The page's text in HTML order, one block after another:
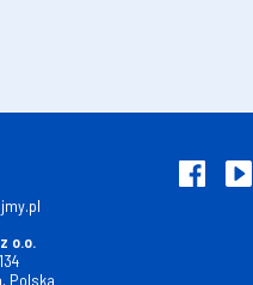
o.o.
Polska